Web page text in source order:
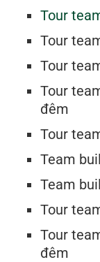
Tour
Tour
Tour
Tour
đêm
Tour
Team
Team
Tour
Tour
đêm